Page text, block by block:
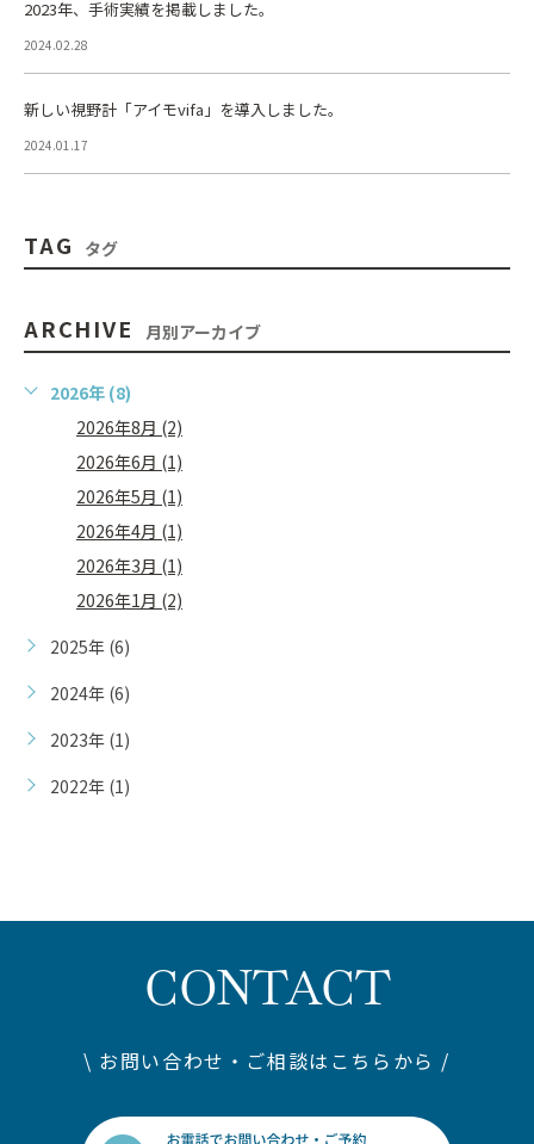
2023年、手術実績を掲載しました。
2024.02.28
新しい視野計「アイモvifa」を導入しました。
2024.01.17
TAG タグ
ARCHIVE 月別アーカイブ
2026年 (8)
2026年8月 (2)
2026年6月 (1)
2026年5月 (1)
2026年4月 (1)
2026年3月 (1)
2026年1月 (2)
2025年 (6)
2024年 (6)
2023年 (1)
2022年 (1)
CONTACT
\ お問い合わせ・ご相談はこちらから /